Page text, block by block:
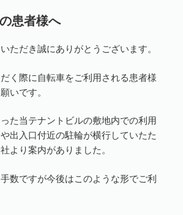
患者様へ
ただき誠にありがとうございます。
く際に自転車をご利用される患者様
いです。
た当テナントビルの敷地内での利用
出入口付近の駐輪が横行していたた
より案内がありました。
数ですが今後はこのような形でご利